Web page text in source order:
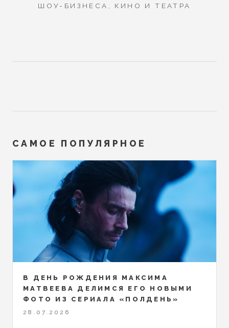
ШОУ-БИЗНЕСА, КИНО И ТЕАТРА
САМОЕ ПОПУЛЯРНОЕ
В ДЕНЬ РОЖДЕНИЯ МАКСИМА
МАТВЕЕВА ДЕЛИМСЯ ЕГО НОВЫМИ
ФОТО ИЗ СЕРИАЛА «ПОЛДЕНЬ»
28.07.2026